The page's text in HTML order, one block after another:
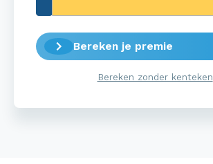
Bereken je premie
Bereken zonder kenteken